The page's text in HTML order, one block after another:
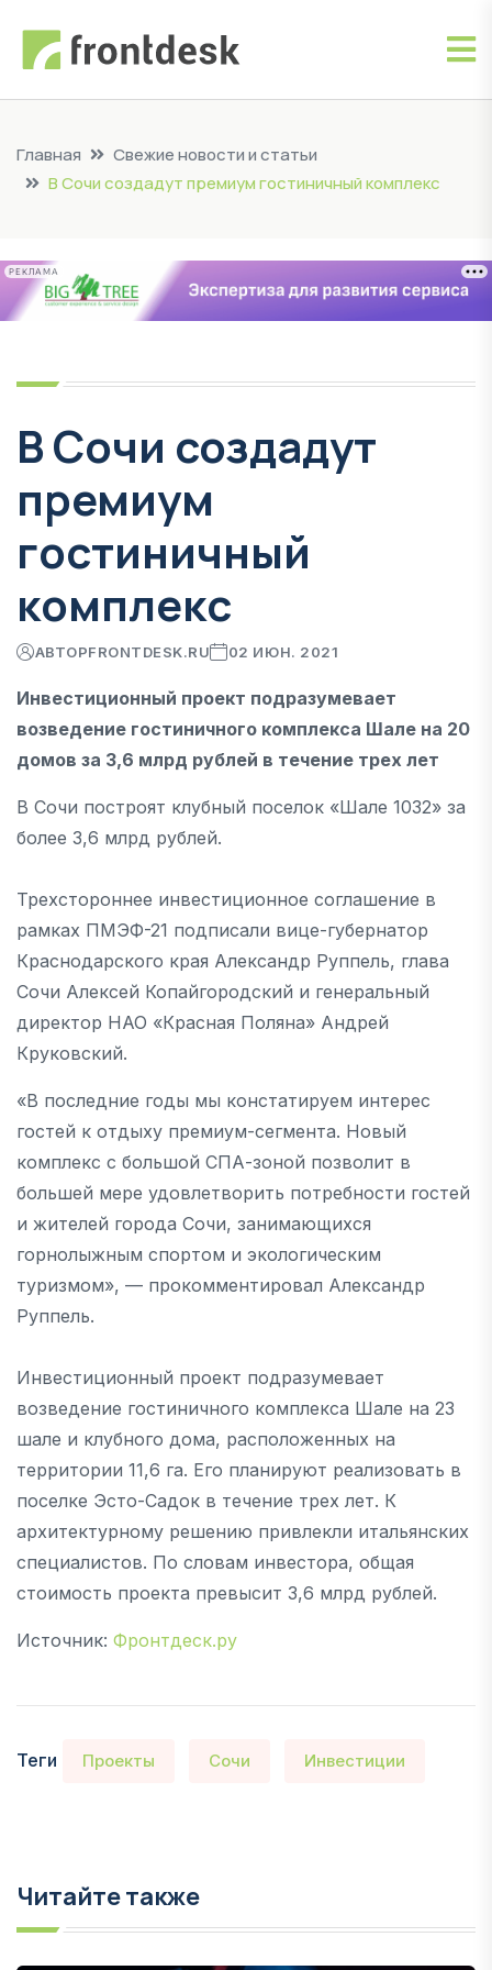
Главная
Свежие новости и статьи
В Сочи создадут премиум гостиничный комплекс
РЕКЛАМА
В Сочи создадут
премиум
гостиничный
комплекс
АВТОРFRONTDESK.RU 02 ИЮН. 2021
Инвестиционный проект подразумевает
возведение гостиничного комплекса Шале на 20
домов за 3,6 млрд рублей в течение трех лет
В Сочи построят клубный поселок «Шале 1032» за
более 3,6 млрд рублей.
Трехстороннее инвестиционное соглашение в
рамках ПМЭФ-21 подписали вице-губернатор
Краснодарского края Александр Руппель, глава
Сочи Алексей Копайгородский и генеральный
директор НАО «Красная Поляна» Андрей
Круковский.
«В последние годы мы констатируем интерес
гостей к отдыху премиум-сегмента. Новый
комплекс с большой СПА-зоной позволит в
большей мере удовлетворить потребности гостей
и жителей города Сочи, занимающихся
горнолыжным спортом и экологическим
туризмом», — прокомментировал Александр
Руппель.
Инвестиционный проект подразумевает
возведение гостиничного комплекса Шале на 23
шале и клубного дома, расположенных на
территории 11,6 га. Его планируют реализовать в
поселке Эсто-Садок в течение трех лет. К
архитектурному решению привлекли итальянских
специалистов. По словам инвестора, общая
стоимость проекта превысит 3,6 млрд рублей.
Источник: Фронтдеск.ру
Теги Проекты Сочи Инвестиции
Читайте также